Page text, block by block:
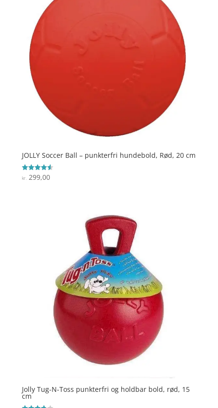
JOLLY Soccer Ball – punkterfri hundebold, Rød, 20 cm
Vurderet
4.6
kr.299,00
Jolly Tug-N-Toss punkterfri og holdbar bold, rød, 15
cm